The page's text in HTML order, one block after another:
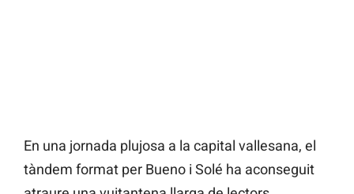
En una jornada plujosa a la capital vallesana, el
tàndem format per Bueno i Solé ha aconseguit